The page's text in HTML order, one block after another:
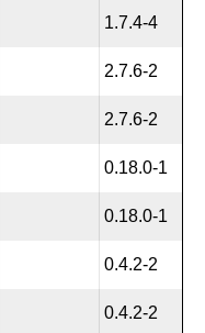
1.7.4-4
2.7.6-2
2.7.6-2
0.18.0-1
0.18.0-1
0.4.2-2
0.4.2-2